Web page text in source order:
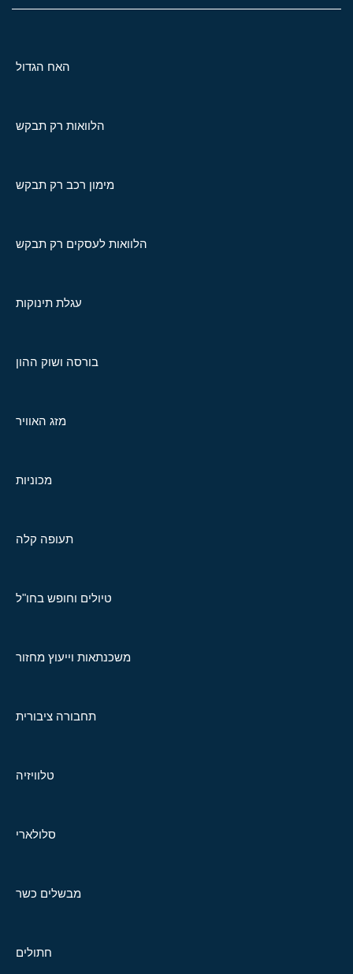
האח הגדול
הלוואות רק תבקש
מימון רכב רק תבקש
הלוואות לעסקים רק תבקש
עגלת תינוקות
בורסה ושוק ההון
מזג האוויר
מכוניות
תעופה קלה
טיולים וחופש בחו"ל
משכנתאות וייעוץ מחזור
תחבורה ציבורית
טלוויזיה
סלולארי
מבשלים כשר
חתולים